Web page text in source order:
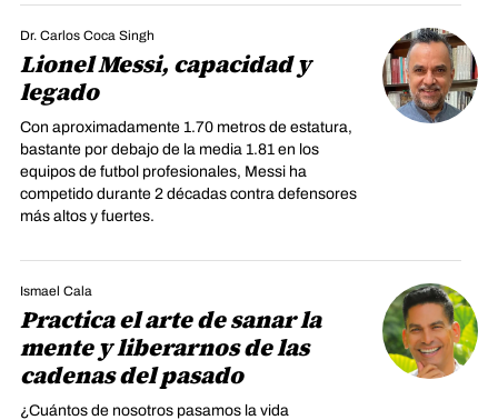
Dr. Carlos Coca Singh
Lionel Messi, capacidad y
legado
Con aproximadamente 1.70 metros de estatura,
bastante por debajo de la media 1.81 en los
equipos de futbol profesionales, Messi ha
competido durante 2 décadas contra defensores
más altos y fuertes.
Ismael Cala
Practica el arte de sanar la
mente y liberarnos de las
cadenas del pasado
¿Cuántos de nosotros pasamos la vida